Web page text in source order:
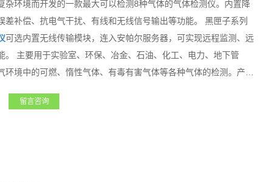
杂环境而开发的一款最大可以检测8种气体的气体检测仪。内置降
差补偿、抗电气干扰、有线和无线信号输出等功能。 黑匣子系列
可选内置无线传输模块，连入安帕尔服务器，可实现远程监测、远
。 主要用于实验室、环保、冶金、石油、化工、电力、地下管
境中的可燃、惰性气体、有毒有害气体等各种气体的检测。产品
留言咨询